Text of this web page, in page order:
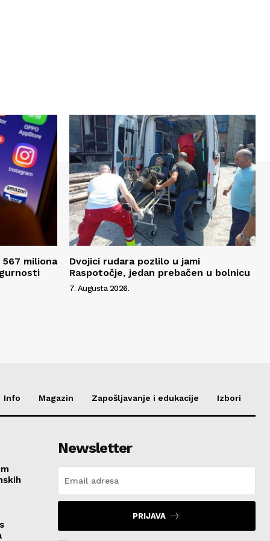
miliona
Dvojici rudara pozlilo u jami
Raspotočje, jedan prebačen u bolnicu
7. Augusta 2026.
Info Magazin Zapošljavanje i edukacije Izbori
Newsletter
PRIJAVA